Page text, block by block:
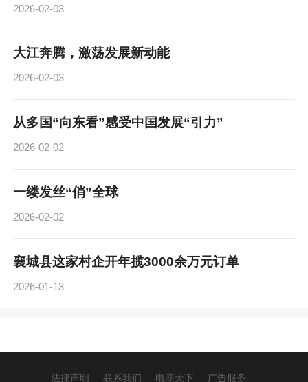
2026-02-03
大江奔腾，激荡发展新动能
2026-02-03
从多国“向东看”感受中国发展“引力”
2026-02-02
一缕发丝“俏”全球
2026-02-02
襄城县这家村企开年揽3000余万元订单
2026-01-13
法律声明 联系我们 电商天下 广告服务